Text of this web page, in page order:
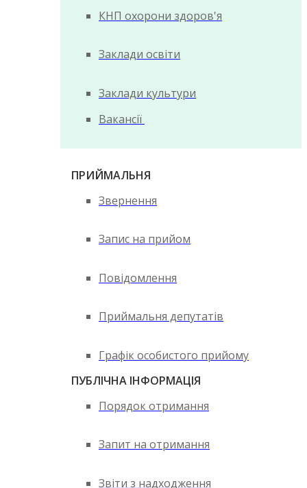
КНП охорони здоров'я
Заклади освіти
Заклади культури
Вакансії
ПРИЙМАЛЬНЯ
Звернення
Запис на прийом
Повідомлення
Приймальня депутатів
Графік особистого прийому
ПУБЛІЧНА ІНФОРМАЦІЯ
Порядок отримання
Запит на отримання
Звіти з надходження